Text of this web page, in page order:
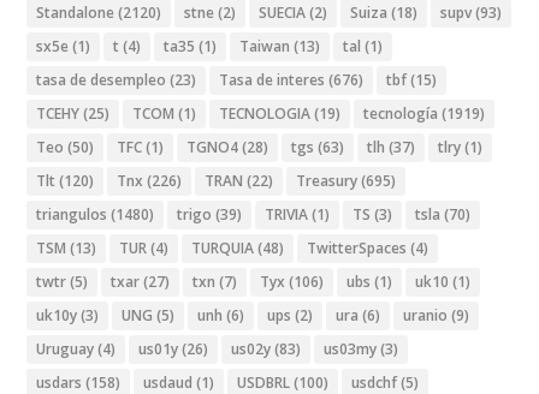
Standalone (2120) stne (2) SUECIA(2) Suiza (18) supv(93)
sx5e (1) t (4) ta35 (1) Taiwan (13) tal (1)
tasa de desempleo (23) Tasa de interes (676) tbf(15)
TCEHY(25) TCOM (1) TECNOLOGIA(19) tecnología (1919)
Teo (50) TFC(1) TGNO4(28) tgs (63) tlh (37) tlry(1)
Tlt (120) Tnx (226) TRAN (22) Treasury(695)
triangulos (1480) trigo (39) TRIVIA(1) TS (3) tsla (70)
TSM (13) TUR(4) TURQUIA(48) TwitterSpaces (4)
twtr(5) txar(27) txn (7) Tyx (106) ubs (1) uk10 (1)
uk10y(3) UNG (5) unh (6) ups (2) ura (6) uranio (9)
Uruguay(4) us01y(26) us02y(83) us03my(3)
usdars (158) usdaud (1) USDBRL(100) usdchf(5)